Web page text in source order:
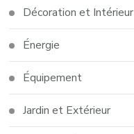
Décoration et Intérieur
Énergie
Équipement
Jardin et Extérieur